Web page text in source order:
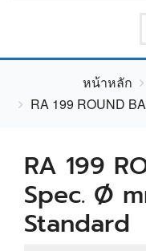
หน้าหลัก
RA 199 ROUND
RA 199
Spec. Ø
Standard